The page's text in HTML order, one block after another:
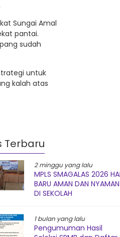
Sungai Amal
pantai.
sudah
untuk
kalah atas
Terbaru
2 minggu yang lalu
MPLS SMAGALAS 2026
BARU AMAN DAN NYAMAN
DI SEKOLAH
1 bulan yang lalu
Pengumuman Hasil